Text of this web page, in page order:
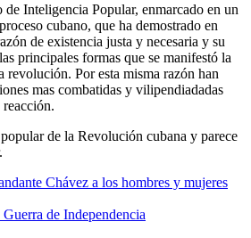
Inteligencia Popular, enmarcado en un
cubano, que ha demostrado en
de existencia justa y necesaria y su
principales formas que se manifestó la
revolución. Por esta misma razón han
mas combatidas y vilipendiadadas
de la Revolución cubana y parece
Chávez a los hombres y mujeres
de Independencia